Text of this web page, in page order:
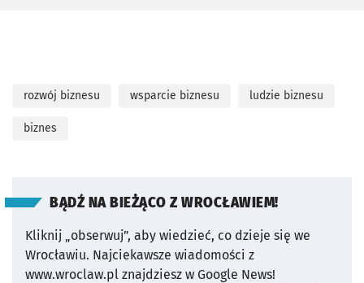
rozwój biznesu wsparcie biznesu ludzie biznesu
biznes
BĄDŹ NA BIEŻĄCO Z WROCŁAWIEM!
Kliknij „obserwuj”, aby wiedzieć, co dzieje się we
Wrocławiu. Najciekawsze wiadomości z
www.wroclaw.pl znajdziesz w Google News!